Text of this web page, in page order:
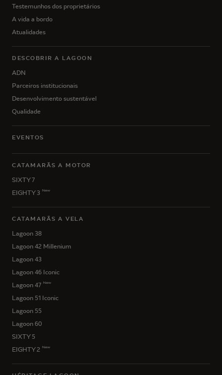
Testemunhos dos proprietários
A vida a bordo
Atualidades
DESCOBRIR A LAGOON
ADN
Parceiros institucionais
Desenvolvimento sustentável
Qualidade
EVENTOS
CATAMARÃS A MOTOR
SIXTY 7
EIGHTY 3 New
CATAMARÃS A VELA
Lagoon 38
Lagoon 42 Millenium
Lagoon 43
Lagoon 46 Iconic
Lagoon 47 New
Lagoon 51 Iconic
Lagoon 55
Lagoon 60
SIXTY 5
EIGHTY 2 New